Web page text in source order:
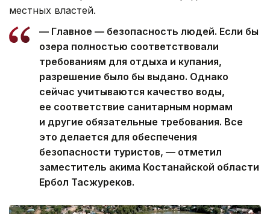
местных властей.
— Главное — безопасность людей. Если бы
озера полностью соответствовали
требованиям для отдыха и купания,
разрешение было бы выдано. Однако
сейчас учитываются качество воды,
ее соответствие санитарным нормам
и другие обязательные требования. Все
это делается для обеспечения
безопасности туристов, — отметил
заместитель акима Костанайской области
Ербол Тасжуреков.